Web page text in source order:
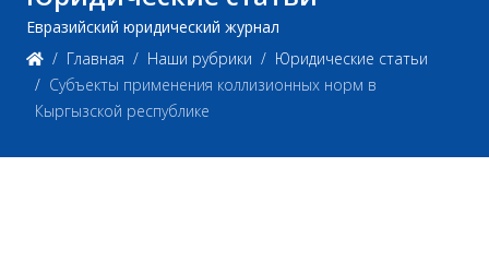
Евразийский юридический журнал
Главная
Наши рубрики
Юридические статьи
Субъекты применения коллизионных норм в
Кыргызской республике